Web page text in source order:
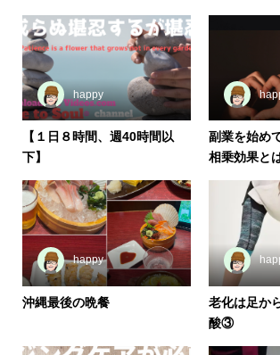
happy
【１日８時間、週40時間以
下】
副業を始め
相乗効果と
happy
沖縄最後の晩餐
老化は足か
酸③